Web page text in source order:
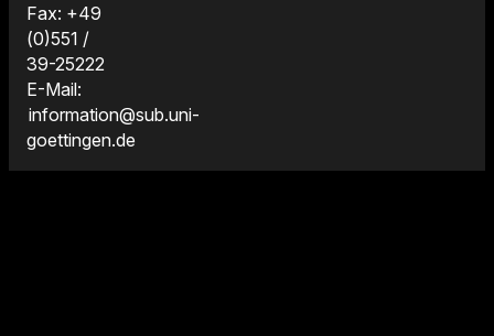
Fax: +49
(0)551 /
39-25222
E-Mail:
information@sub.uni-
goettingen.de